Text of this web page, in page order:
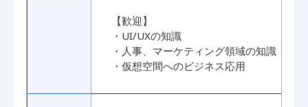
【歓迎】
・UI/UXの知識
・人事、マーケティング領域の知識
・仮想空間へのビジネス応用